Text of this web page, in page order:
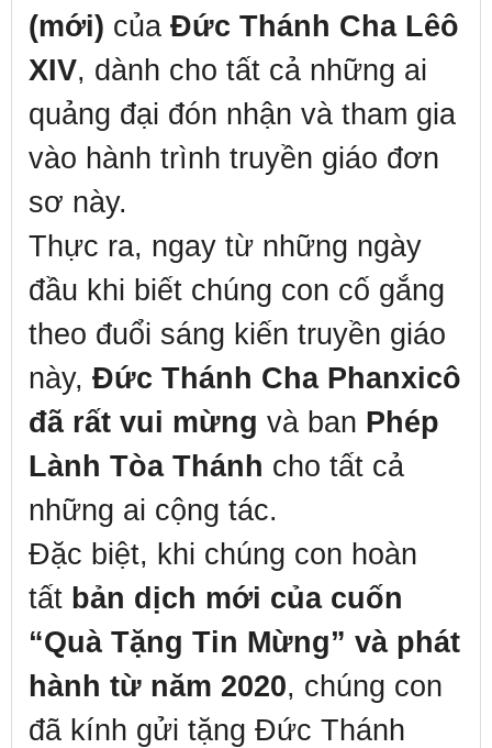
(mới) của Đức Thánh Cha Lêô
XIV, dành cho tất cả những ai
quảng đại đón nhận và tham gia
vào hành trình truyền giáo đơn
sơ này.
Thực ra, ngay từ những ngày
đầu khi biết chúng con cố gắng
theo đuổi sáng kiến truyền giáo
này, Đức Thánh Cha Phanxicô
đã rất vui mừng và ban Phép
Lành Tòa Thánh cho tất cả
những ai cộng tác.
Đặc biệt, khi chúng con hoàn
tất bản dịch mới của cuốn
“Quà Tặng Tin Mừng” và phát
hành từ năm 2020, chúng con
đã kính gửi tặng Đức Thánh